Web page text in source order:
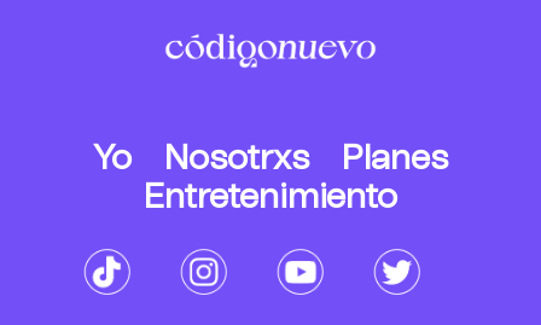
Yo Nosotrxs
Planes
Entretenimiento